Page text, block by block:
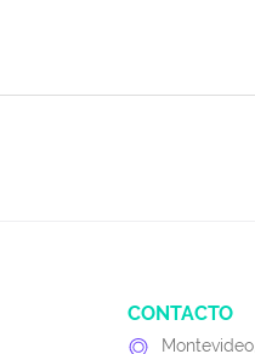
CONTACTO
Montevideo,